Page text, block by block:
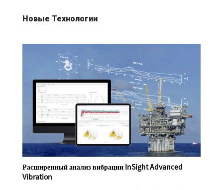
Новые Технологии
Расширенный анализ вибрации InSight Advanced
Vibration